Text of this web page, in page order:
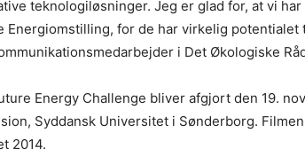
teknologiløsninger. Jeg er glad for, at vi
Energiomstilling, for de har virkelig
i Det Økologiske
Energy Challenge bliver afgjort den 19.
Syddansk Universitet i Sønderborg.
2014.